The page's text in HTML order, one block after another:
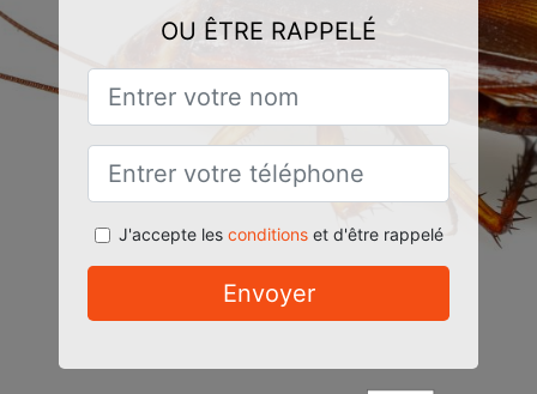
OU ÊTRE RAPPELÉ
J'accepte les conditionset d'être rappelé
Envoyer